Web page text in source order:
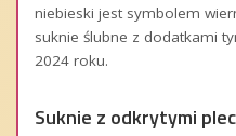
niebieski jest symbolem
suknie ślubne z dodatkami
2024 roku.
Suknie z odkrytymi